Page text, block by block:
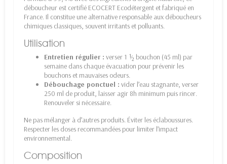
déboucheur est certifié ECOCERT Ecodétergent et fabriqué en
France. Il constitue une alternative responsable aux déboucheurs
chimiques classiques, souvent irritants et polluants.
Utilisation
Entretien régulier : verser 1 ½ bouchon (45 ml) par
semaine dans chaque évacuation pour prévenir les
bouchons et mauvaises odeurs.
Débouchage ponctuel : vider l’eau stagnante, verser
250 ml de produit, laisser agir 8h minimum puis rincer.
Renouveler si nécessaire.
Ne pas mélanger à d’autres produits. Éviter les éclaboussures.
Respecter les doses recommandées pour limiter l’impact
environnemental.
Composition